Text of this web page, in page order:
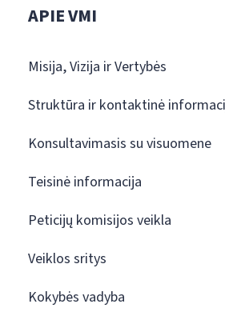
APIE VMI
Misija, Vizija ir Vertybės
Struktūra ir kontaktinė
Konsultavimasis su visuomene
Teisinė informacija
Peticijų komisijos veikla
Veiklos sritys
Kokybės vadyba